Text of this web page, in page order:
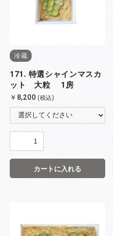
冷蔵
171. 特選シャインマスカ
ット 大粒 1房
￥8,200 (税込)
カートに入れる